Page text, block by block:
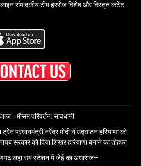
संपादकीय टीम हररोज विशेष और विस्तृत कंटेंट
–मौसम परिवर्तन: सावधानी
प्रधानमंत्री नरेंद्र मोदी ने उद्घाटन हरियाणा को
सरकार को दिया शिखर हरियाणा बनाने का तोहफा
लहा सब स्टेशन में जेई का अंधाराज–